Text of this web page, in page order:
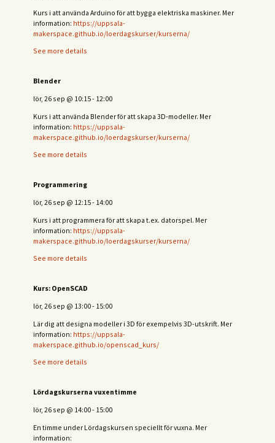
Kurs i att använda Arduino för att bygga elektriska maskiner. Mer
information: https://uppsala-
makerspace.github.io/loerdagskurser/kurserna/
See more details
Blender
lör, 26 sep @ 10:15- 12:00
Kurs i att använda Blender för att skapa 3D-modeller. Mer
information: https://uppsala-
makerspace.github.io/loerdagskurser/kurserna/
See more details
Programmering
lör, 26 sep @ 12:15- 14:00
Kurs i att programmera för att skapa t.ex. datorspel. Mer
information: https://uppsala-
makerspace.github.io/loerdagskurser/kurserna/
See more details
Kurs: OpenSCAD
lör, 26 sep @ 13:00- 15:00
Lär dig att designa modeller i 3D för exempelvis 3D-utskrift. Mer
information: https://uppsala-
makerspace.github.io/openscad_kurs/
See more details
Lördagskurserna vuxentimme
lör, 26 sep @ 14:00- 15:00
En timme under Lördagskursen speciellt för vuxna. Mer
information: